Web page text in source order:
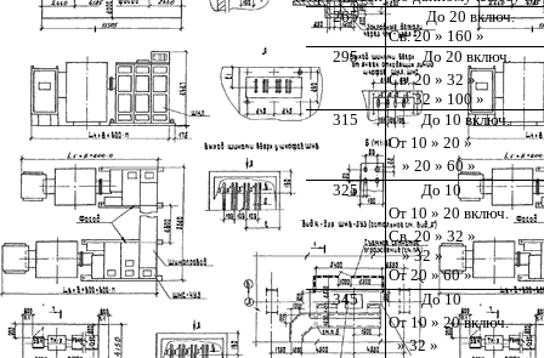
265
До 20 включ.
Св. 20 » 160 »
295
До 20 включ.
Св. 20 » 32 »
» 32 » 100 »
315
До 10 включ.
От 10 » 20 »
» 20 » 60 »
325
До 10
От 10 » 20 включ.
Св. 20 » 32 »
» 32 »
От 20 » 60 »
345
До 10
От 10 » 20 включ.
» 32 »